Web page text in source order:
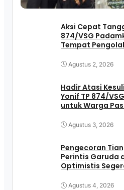
Aksi Cepat
874/VSG
Tempat
Agustus 2, 2026
Hadir Atasi
Yonif TP 874/
untuk Warga
Agustus 3, 2026
Pengecoran
Perintis Garuda
Optimistis
Agustus 4, 2026